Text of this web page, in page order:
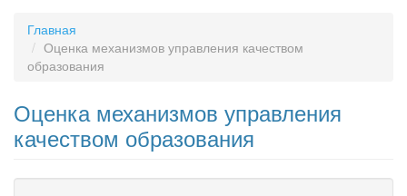
Главная
Оценка механизмов управления качеством
образования
Оценка механизмов управления
качеством образования